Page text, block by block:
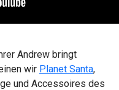
Andrew bringt
wir Planet Santa,
und Accessoires des